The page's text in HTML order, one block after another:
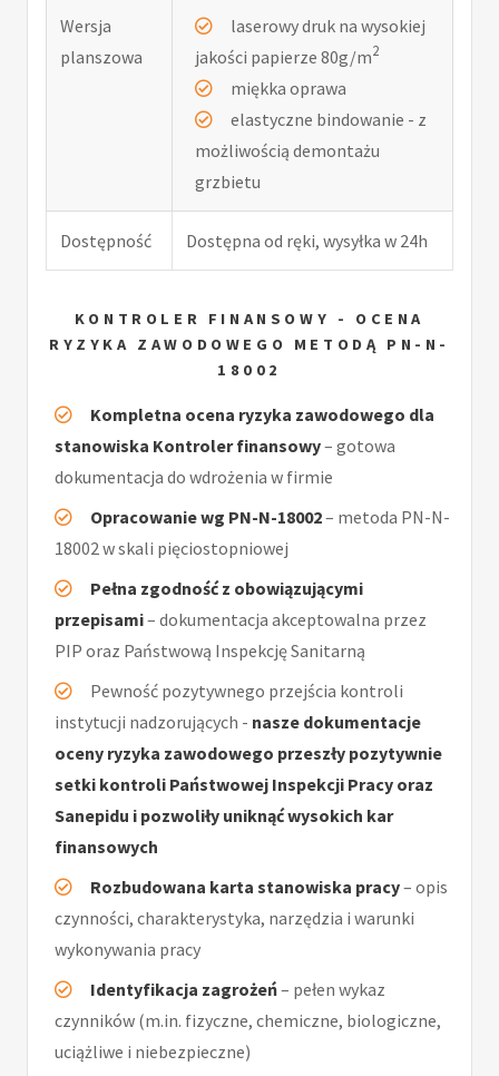
Wersja
planszowa
laserowy druk na wysokiej
jakości papierze 80g/m2
miękka oprawa
elastyczne bindowanie - z
możliwością demontażu
grzbietu
Dostępność Dostępna od ręki, wysyłka w 24h
KONTROLER FINANSOWY - OCENA
RYZYKA ZAWODOWEGO METODĄ PN-N-
18002
Kompletna ocena ryzyka zawodowego dla
stanowiska Kontroler finansowy– gotowa
dokumentacja do wdrożenia w firmie
Opracowanie wg PN-N-18002– metoda PN-N-
18002 w skali pięciostopniowej
Pełna zgodność z obowiązującymi
przepisami– dokumentacja akceptowalna przez
PIP oraz Państwową Inspekcję Sanitarną
Pewność pozytywnego przejścia kontroli
instytucji nadzorujących - nasze dokumentacje
oceny ryzyka zawodowego przeszły pozytywnie
setki kontroli Państwowej Inspekcji Pracy oraz
Sanepidu i pozwoliły uniknąć wysokich kar
finansowych
Rozbudowana karta stanowiska pracy– opis
czynności, charakterystyka, narzędzia i warunki
wykonywania pracy
Identyfikacja zagrożeń– pełen wykaz
czynników (m.in. fizyczne, chemiczne, biologiczne,
uciążliwe i niebezpieczne)